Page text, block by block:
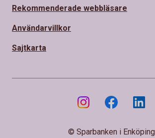
Rekommenderade webbläsare
Användarvillkor
Sajtkarta
© Sparbanken i Enköping